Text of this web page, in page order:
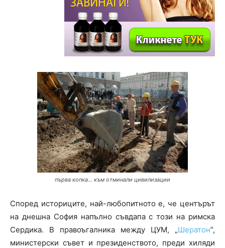
първа копка... към отминали цивилизации
Според историците, най-любопитното е, че центърът
на днешна София напълно съвдапа с този на римска
Сердика. В правоъгалника между ЦУМ, „Шератон”,
министерски съвет и президенството, преди хиляди